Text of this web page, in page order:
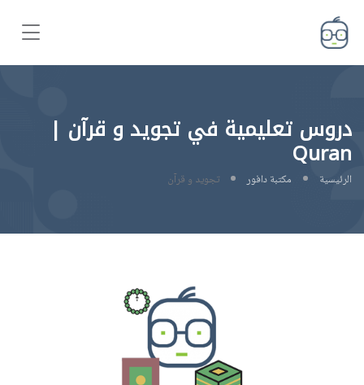
دروس تعليمية في تجويد و قرآن |
Quran
الرئيسية مكتبة دافور تجويد و قرآن